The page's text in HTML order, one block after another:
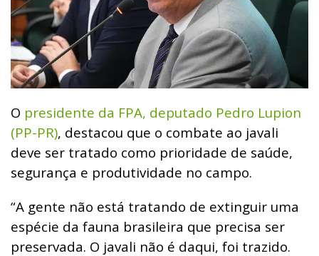
O presidente da FPA, deputado Pedro Lupion
(PP-PR), destacou que o combate ao javali
deve ser tratado como prioridade de saúde,
segurança e produtividade no campo.
“A gente não está tratando de extinguir uma
espécie da fauna brasileira que precisa ser
preservada. O javali não é daqui, foi trazido.